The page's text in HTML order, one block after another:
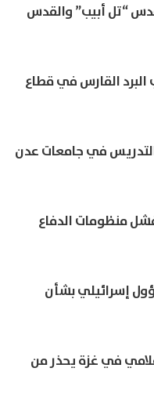
“تل أبيب” والقدس
القارس في قطاع
في جامعات عدن
منظومات الدفاع
إسرائيلي بشأن
في غزة يحذر من